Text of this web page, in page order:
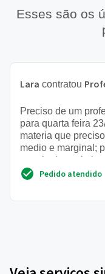
Esses são os
Lara contratou
Preciso de um
para quarta feira
materia que
medio e marginal;
marginal; maximi...
Pedido atendido